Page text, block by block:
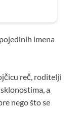
imena
reč, roditelji
a
nego što se